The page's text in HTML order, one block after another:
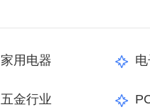
家用电器
五金行业